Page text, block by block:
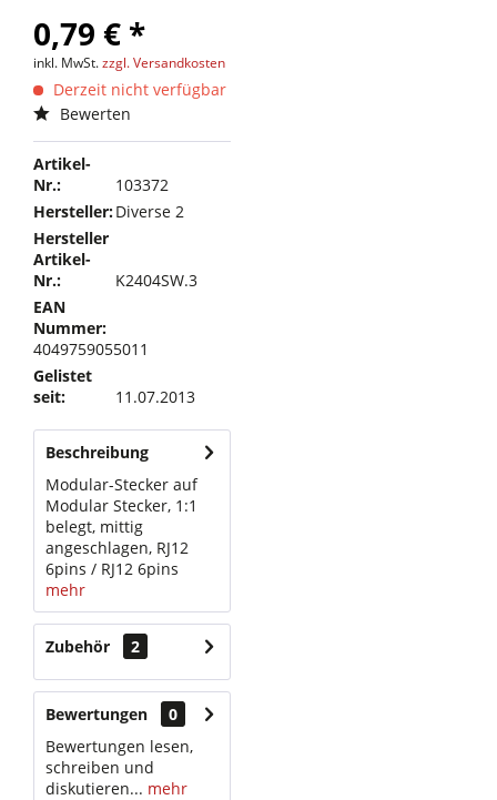
0,79 € *
inkl. MwSt.zzgl. Versandkosten
Derzeit nicht verfügbar
Bewerten
Artikel-
Nr.:
103372
Hersteller:Diverse 2
Hersteller
Artikel-
Nr.:
K2404SW.3
EAN
Nummer:
4049759055011
Gelistet
seit:
11.07.2013
Beschreibung
Modular-Stecker auf
Modular Stecker, 1:1
belegt, mittig
angeschlagen, RJ12
6pins / RJ12 6pins
mehr
Zubehör 2
Bewertungen
0
Bewertungen lesen,
schreiben und
diskutieren... mehr